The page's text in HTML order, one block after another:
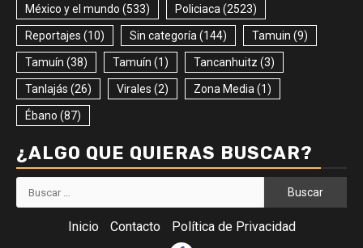
México y el mundo (533) Policiaca (2523)
Reportajes (10) Sin categoría (144) Tamuin (9)
Tamuín (38) Tamuín (1) Tancanhuitz (3)
Tanlajás (26) Virales (2) Zona Media (1)
Ébano (87)
¿ALGO QUE QUIERAS BUSCAR?
Buscar:
Inicio Contacto Política de Privacidad